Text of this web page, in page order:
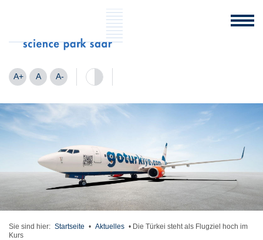
A+ A A-
Sie sind hier: Startseite • Aktuelles • Die Türkei steht als Flugziel hoch im
Kurs